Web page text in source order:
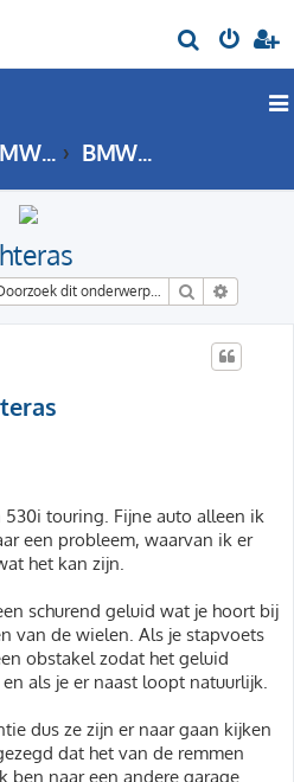
o
BMW 5 Serie - G30 / G31 forum BMW 5 Serie (G30 / G31) Techniek
Zoek
touring. Fijne auto alleen ik
een probleem, waarvan ik er
het kan zijn.
schurend geluid wat je hoort bij
van de wielen. Als je stapvoets
obstakel zodat het geluid
als je er naast loopt natuurlijk.
dus ze zijn er naar gaan kijken
dat het van de remmen
ben naar een andere garage